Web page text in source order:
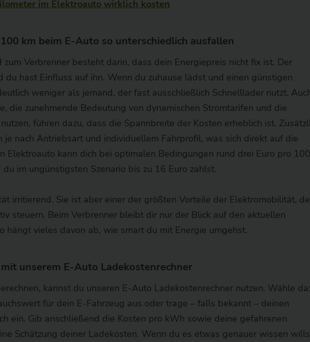
im Elektroauto wirklich kosten
km beim E-Auto so unterschiedlich ausfallen
Verbrenner besteht darin, dass dein Energiepreis nicht fix ist. Der
du hast Einfluss auf ihn. Wenn du zuhause lädst und einen günstigen
weniger als jemand, der fast ausschließlich Schnelllader nutzt.
die zunehmende Bedeutung von dynamischen Stromtarifen und die
führen dazu, dass die Spannbreite der Kosten erheblich ist.
je nach Antriebsart und individuellem Fahrprofil, was sich direkt auf die
Elektroauto kann dich bei optimalen Bedingungen rund drei Euro pro 100
im ungünstigsten Szenario bis zu 16 Euro zahlst.
irritierend. Sie ist aber einer der größten Vorteile der Elektromobilität,
steuern. Beim Verbrenner bleibt dir nur der Blick auf den aktuellen
hängt vieles davon ab, wie smart du mit Energie umgehst.
unserem E-Auto Ladekostenrechner
kannst du unseren E-Auto Ladekostenrechner nutzen. Wähle
für dein E-Fahrzeug aus oder trage – falls bekannt – deinen
ein. Gib anschließend die Kosten pro kWh sowie deine gefahrenen
Schätzung deiner Ladekosten. Wenn du es etwas genauer wissen